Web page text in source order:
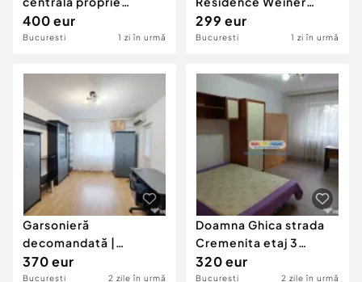
Trapezului 1 Decembrie
400 eur
Bucuresti 1 zi în urmă
Palada 60D
299 eur
Bucuresti 1 zi în urmă
Garsonieră
decomandată |
Tineretului – Timpuri
Noi | Dis
370 eur
Bucuresti 2 zile în urmă
Doamna Ghica strada
Cremenita etaj 3
garsoniera mobilata
320 eur
Bucuresti 2 zile în urmă